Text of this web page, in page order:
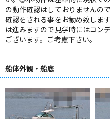
の動作確認はしておりませんの
確認をされる事をお勧め致しま
は進みますので見学時にはコン
ございます。ご考慮下さい。
船体外観・船底